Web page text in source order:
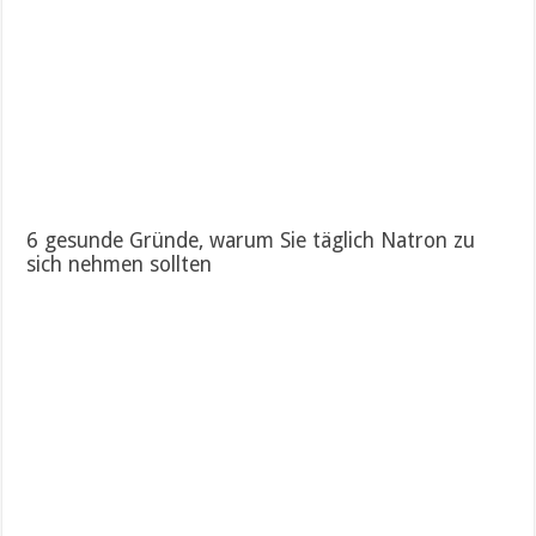
6 gesunde Gründe, warum Sie täglich Natron zu
sich nehmen sollten